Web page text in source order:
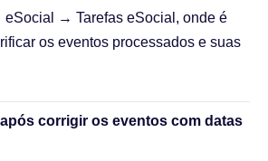
→ Tarefas eSocial, onde é
os eventos processados e suas
corrigir os eventos com datas